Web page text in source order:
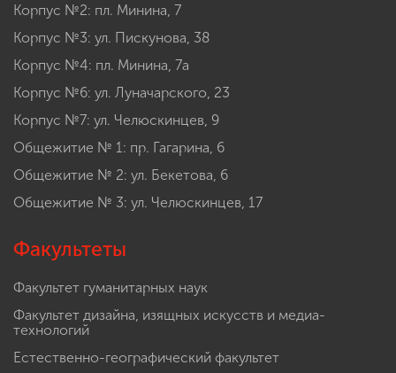
Корпус №2: пл. Минина, 7
Корпус №3: ул. Пискунова, 38
Корпус №4: пл. Минина, 7а
Корпус №6: ул. Луначарского, 23
Корпус №7: ул. Челюскинцев, 9
Общежитие № 1: пр. Гагарина, 6
Общежитие № 2: ул. Бекетова, 6
Общежитие № 3: ул. Челюскинцев, 17
Факультеты
Факультет гуманитарных наук
Факультет дизайна, изящных искусств и медиа-
технологий
Естественно-географический факультет